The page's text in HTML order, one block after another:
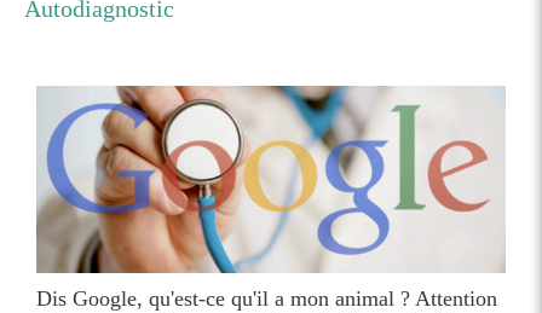
Autodiagnostic
Dis Google, qu'est-ce qu'il a mon animal ? Attention